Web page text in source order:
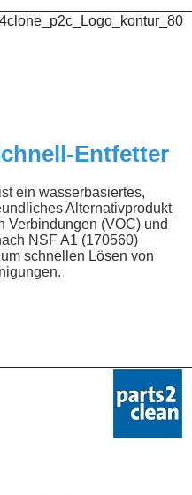
Entfetter
ein wasserbasiertes,
Alternativprodukt
Verbindungen (VOC) und
NSF A1 (170560)
schnellen Lösen von